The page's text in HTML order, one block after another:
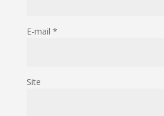
E-mail *
Site